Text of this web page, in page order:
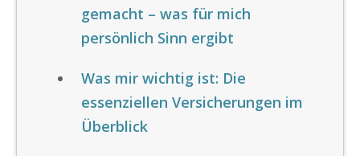
gemacht – was für mich
persönlich Sinn ergibt
Was mir wichtig ist: Die
essenziellen Versicherungen im
Überblick